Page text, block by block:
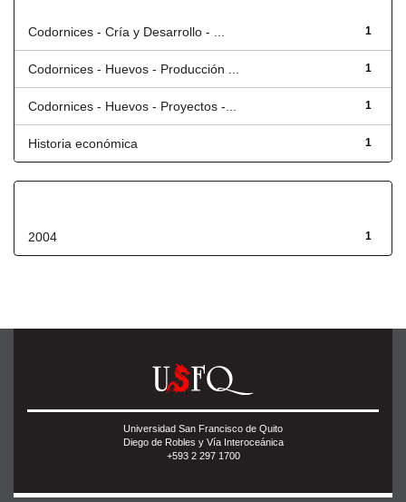
1
Codornices - Cría y Desarrollo - ...
1
Codornices - Huevos - Producción ...
1
Codornices - Huevos - Proyectos -...
1
Historia económica
1
2004
Universidad San Francisco de Quito
Diego de Robles y Vía Interoceánica
+593 2 297 1700